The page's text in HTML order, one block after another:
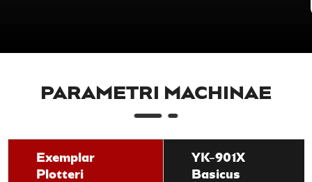
PARAMETRI MACHINAE
Exemplar
Plotteri
YK-901X
Basicus